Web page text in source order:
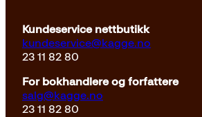
Kundeservice nettbutikk
kundeservice@kagge.no
23 11 82 80
For bokhandlere og forfattere
salg@kagge.no
23 11 82 80